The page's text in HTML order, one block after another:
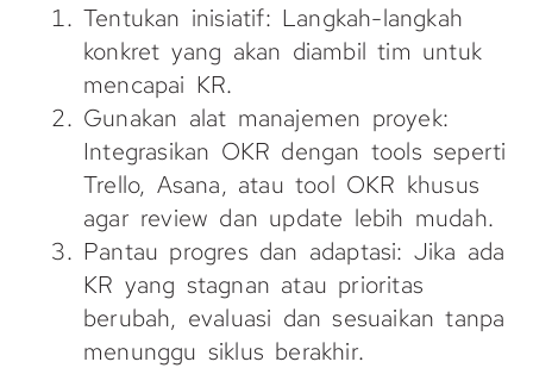
Tentukan inisiatif: Langkah-langkah
konkret yang akan diambil tim untuk
mencapai KR.
Gunakan alat manajemen proyek:
Integrasikan OKR dengan tools seperti
Trello, Asana, atau tool OKR khusus
agar review dan update lebih mudah.
Pantau progres dan adaptasi: Jika ada
KR yang stagnan atau prioritas
berubah, evaluasi dan sesuaikan tanpa
menunggu siklus berakhir.